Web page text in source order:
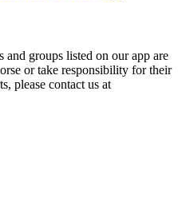
and groups listed on our app are
or take responsibility for their
please contact us at